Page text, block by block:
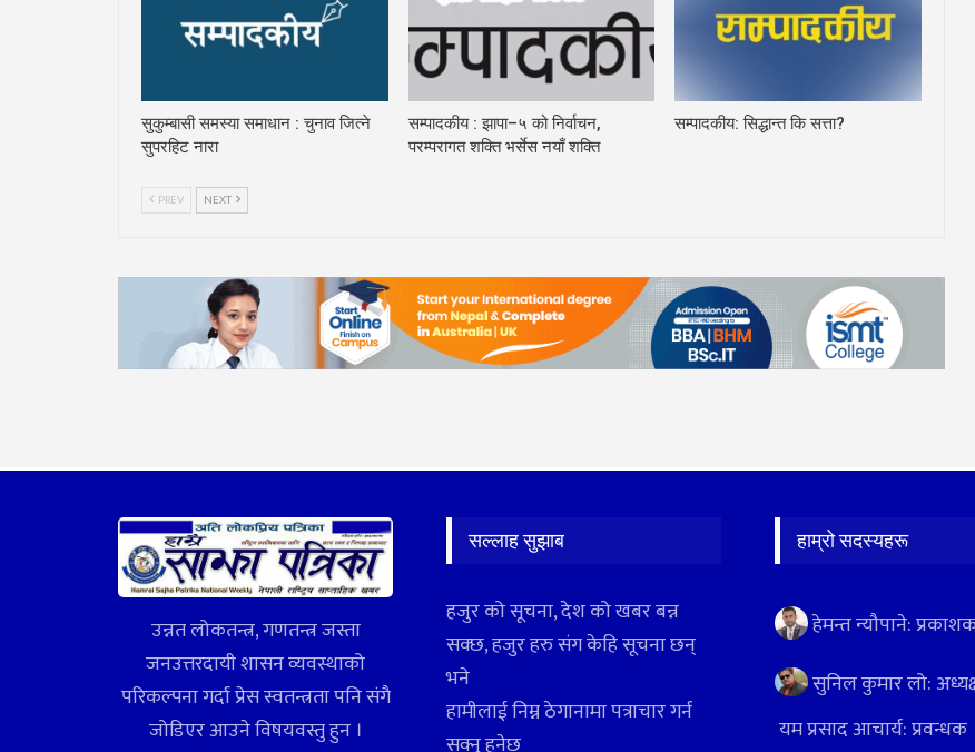
सुकुम्बासी समस्या समाधान : चुनाव जित्ने
सुपरहिट नारा
सम्पादकीय : झापा–५ को निर्वाचन,
परम्परागत शक्ति भर्सेस नयाँ शक्ति
सम्पादकीय: सिद्धान्त कि सत्ता?
PREV NEXT
उन्नत लोकतन्त्र, गणतन्त्र जस्ता
जनउत्तरदायी शासन व्यवस्थाको
परिकल्पना गर्दा प्रेस स्वतन्त्रता पनि संगै
जोडिएर आउने विषयवस्तु हुन ।
सल्लाह सुझाब
हजुर को सूचना, देश को खबर बन्न
सक्छ, हजुर हरु संग केहि सूचना छन्
भने
हामीलाई निम्न ठेगानामा पत्राचार गर्न
सक्नु हुनेछ
हाम्रो सदस्यहरू
हेमन्त न्यौपाने:
सुनिल कुमार लो:
यम प्रसाद आचार्य: प्रवन्धक